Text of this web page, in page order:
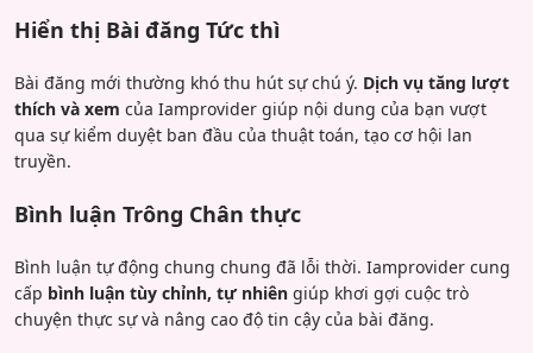
Hiển thị Bài đăng Tức thì
Bài đăng mới thường khó thu hút sự chú ý. Dịch vụ tăng lượt
thích và xem của Iamprovider giúp nội dung của bạn vượt
qua sự kiểm duyệt ban đầu của thuật toán, tạo cơ hội lan
truyền.
Bình luận Trông Chân thực
Bình luận tự động chung chung đã lỗi thời. Iamprovider cung
cấp bình luận tùy chỉnh, tự nhiên giúp khơi gợi cuộc trò
chuyện thực sự và nâng cao độ tin cậy của bài đăng.